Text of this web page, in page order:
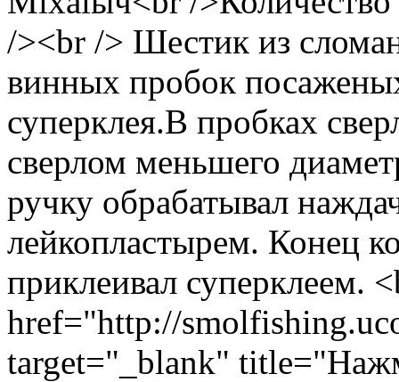
/><br /> Шестик из
винных пробок
суперклея.В пробках
сверлом меньшего
ручку обрабатывал
лейкопластырем. Конец
приклеивал
href="http://
target="_blank"